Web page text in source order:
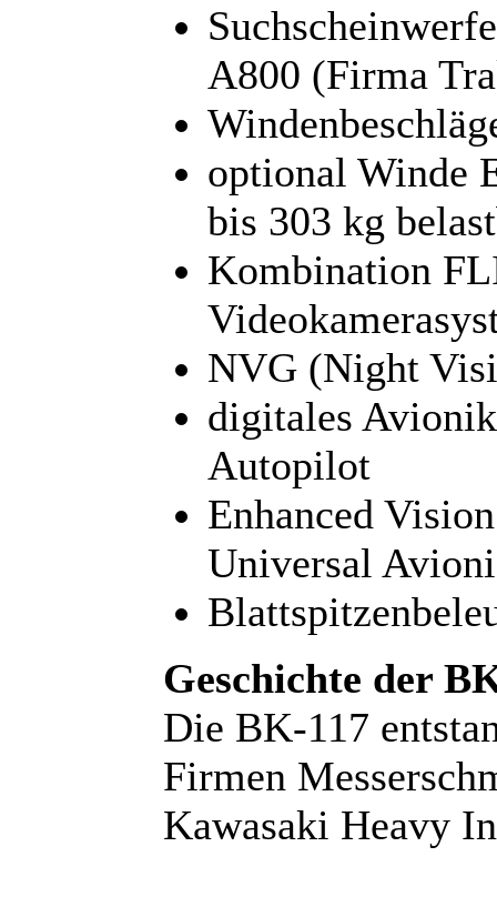
A800 (Firma
optional Winde
bis 303 kg
Kombination
NVG (Night
digitales
Autopilot
Enhanced
Universal
Geschichte der
Die BK-117
Firmen
Kawasaki Heavy